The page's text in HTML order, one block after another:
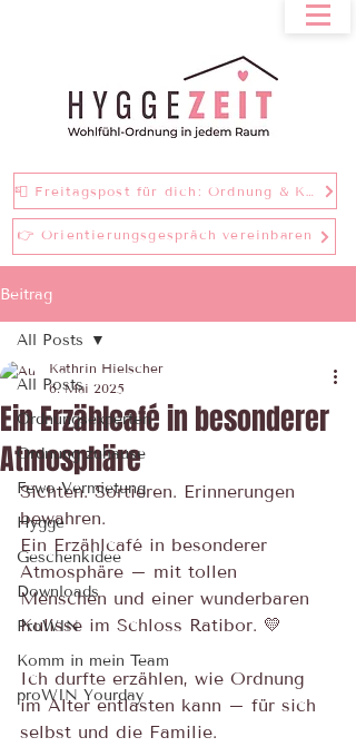
📮 Freitagspost für dich: Ordnung & Klarheit bei einer Tasse Tee
👉 Orientierungsgespräch vereinbaren
Beitrag
All Posts
Ordnungsexperten
Ordnung zuhause
Fewo-Vermietung
Hygge
Geschenkidee
Downloads
ProWIN
Komm in mein Team
proWIN Yourday
All Posts
Ein Erzählcafé in besonderer
Atmosphäre
Kathrin Hielscher
6. Mai 2025
Sichten. Sortieren. Erinnerungen
bewahren.
Ein Erzählcafé in besonderer
Atmosphäre – mit tollen
Menschen und einer wunderbaren
Kulisse im Schloss Ratibor. 💛
Ich durfte erzählen, wie Ordnung
im Alter entlasten kann – für sich
selbst und die Familie.